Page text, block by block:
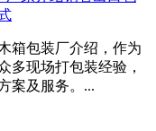
箱包装厂介绍，作为
多现场打包装经验，
案及服务。...